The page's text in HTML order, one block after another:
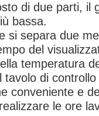
di due parti, il
bassa.
si separa due
del
temperatura
tavolo di
conveniente e
le ore